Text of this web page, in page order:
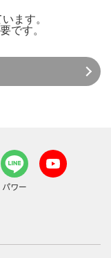
ます。
です。
パワー